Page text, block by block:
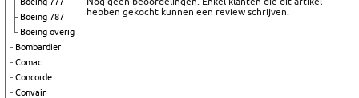
Boeing 787
Boeing overig
Bombardier
Comac
Concorde
Convair
hebben gekocht kunnen een review schrijven.